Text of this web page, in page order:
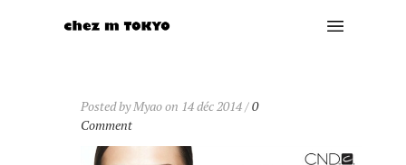
Posted by Myao on 14 déc 2014 /0
Comment